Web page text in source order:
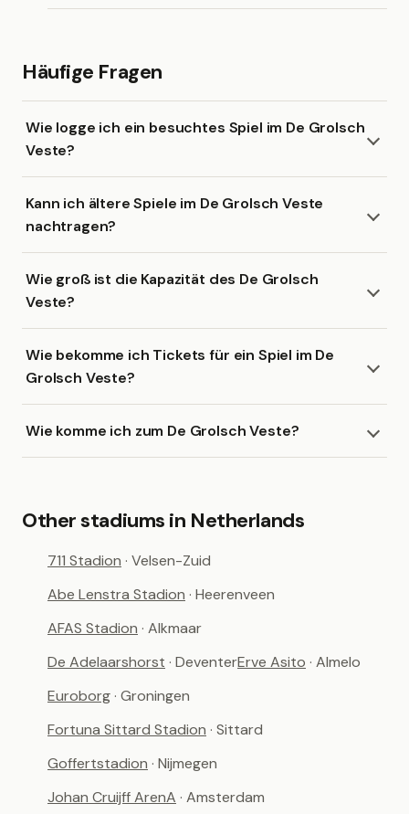
Häufige Fragen
Wie logge ich ein besuchtes Spiel im De Grolsch
Veste?
Kann ich ältere Spiele im De Grolsch Veste
nachtragen?
Wie groß ist die Kapazität des De Grolsch
Veste?
Wie bekomme ich Tickets für ein Spiel im De
Grolsch Veste?
Wie komme ich zum De Grolsch Veste?
Other stadiums in Netherlands
711 Stadion · Velsen-Zuid
Abe Lenstra Stadion · Heerenveen
AFAS Stadion · Alkmaar
De Adelaarshorst · DeventerErve Asito · Almelo
Euroborg· Groningen
Fortuna Sittard Stadion · Sittard
Goffertstadion · Nijmegen
Johan Cruijff ArenA · Amsterdam